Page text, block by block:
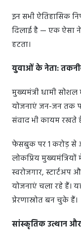
इन सभी ऐतिहासिक
दिलाई है — एक ऐसा
हटता।
युवाओं के नेता:
मुख्यमंत्री धामी
योजनाएं जन-जन तक
संवाद भी कायम रखते
फेसबुक पर 1 करोड़ से
लोकप्रिय
स्वरोजगार, स्टार्टअप
योजनाएं चला रहे हैं।
प्रेरणास्रोत बन चुके हैं।
सांस्कृतिक उत्थान और